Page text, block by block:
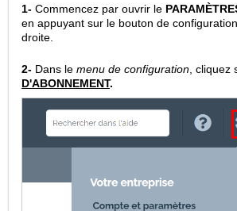
1- Commencez par ouvrir le
en appuyant sur le bouton de
droite.
2- Dans le menu de configuration, cliquez
D'ABONNEMENT.